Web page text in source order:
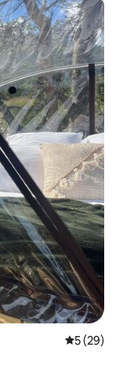
5 de uma
5 (29)